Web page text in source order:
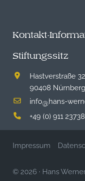
Kontakt-
Stiftungssitz
Hastverstraße 32
90408 Nürnberg
info@hans-
+49 (0) 911
Impressum
© 2026 · Hans